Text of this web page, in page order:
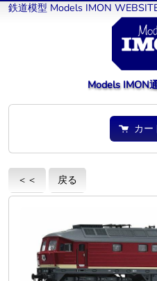
鉄道模型 Models IMON
Models IMON
カー
＜＜ 戻る